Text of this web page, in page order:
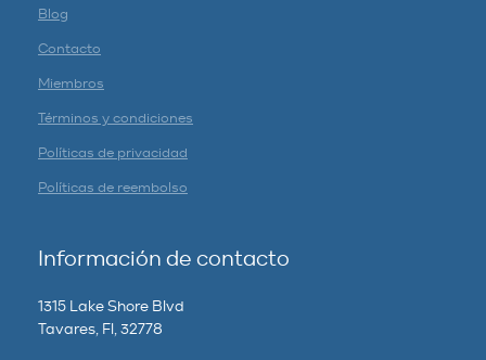
Blog
Contacto
Miembros
Términos y condiciones
Políticas de privacidad
Políticas de reembolso
Información de contacto
1315 Lake Shore Blvd
Tavares, Fl, 32778